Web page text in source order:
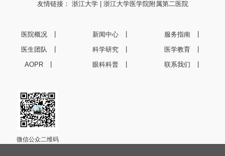
友情链接： 浙江大学| 浙江大学医学院附属第二医院
医院概况 新闻中心 服务指南
医生团队 科学研究 医学教育
AOPR 眼科科普 联系我们
微信公众二维码